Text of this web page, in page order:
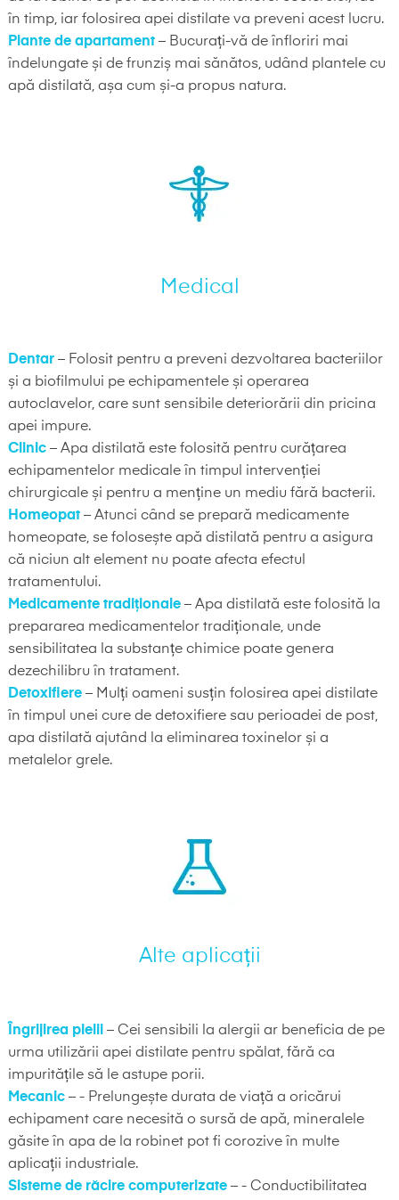
în timp, iar folosirea apei distilate va preveni acest lucru.
Plante de apartament – Bucurați-vă de înfloriri mai
îndelungate și de frunziș mai sănătos, udând plantele cu
apă distilată, așa cum și-a propus natura.
Medical
Dentar – Folosit pentru a preveni dezvoltarea bacteriilor
și a biofilmului pe echipamentele și operarea
autoclavelor, care sunt sensibile deteriorării din pricina
apei impure.
Clinic – Apa distilată este folosită pentru curățarea
echipamentelor medicale în timpul intervenției
chirurgicale și pentru a menține un mediu fără bacterii.
Homeopat – Atunci când se prepară medicamente
homeopate, se folosește apă distilată pentru a asigura
că niciun alt element nu poate afecta efectul
tratamentului.
Medicamente tradiționale – Apa distilată este folosită la
prepararea medicamentelor tradiționale, unde
sensibilitatea la substanțe chimice poate genera
dezechilibru în tratament.
Detoxifiere – Mulți oameni susțin folosirea apei distilate
în timpul unei cure de detoxifiere sau perioadei de post,
apa distilată ajutând la eliminarea toxinelor și a
metalelor grele.
Alte aplicații
Îngrijirea pielii – Cei sensibili la alergii ar beneficia de pe
urma utilizării apei distilate pentru spălat, fără ca
impuritățile să le astupe porii.
Mecanic – - Prelungește durata de viață a oricărui
echipament care necesită o sursă de apă, mineralele
găsite în apa de la robinet pot fi corozive în multe
aplicații industriale.
Sisteme de răcire computerizate – - Conductibilitatea